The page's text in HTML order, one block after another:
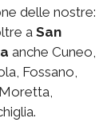
delle nostre:
a San
anche Cuneo,
Fossano,